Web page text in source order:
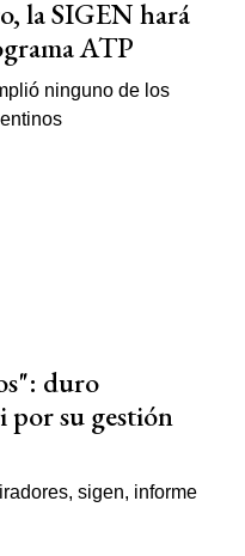
la SIGEN hará
ATP
duro
su gestión